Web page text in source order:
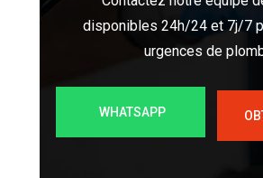
disponibles 24h/24 et 7j/7
urgences de
WHATSAPP